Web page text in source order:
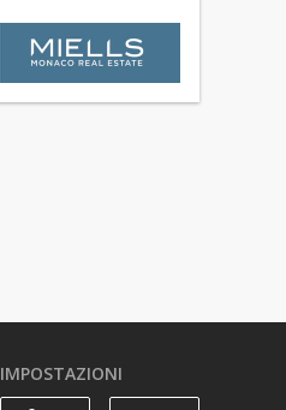
IMPOSTAZIONI